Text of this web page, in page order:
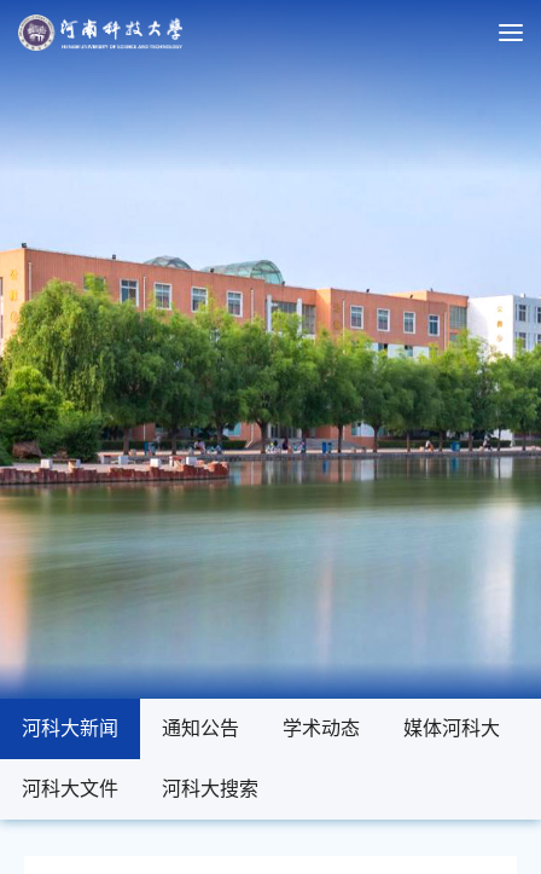
河科大新闻 通知公告 学术动态 媒体河科大
河科大文件 河科大搜索
河科大新闻 通知公告 学术动态 媒体河科大
河科大文件 河科大搜索